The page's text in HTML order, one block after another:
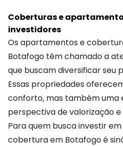
Coberturas e
investidores
Os apartamentos e
Botafogo têm chamado a
que buscam diversificar seu
Essas propriedades
conforto, mas também uma
perspectiva de valorização
Para quem busca investir
cobertura em Botafogo é